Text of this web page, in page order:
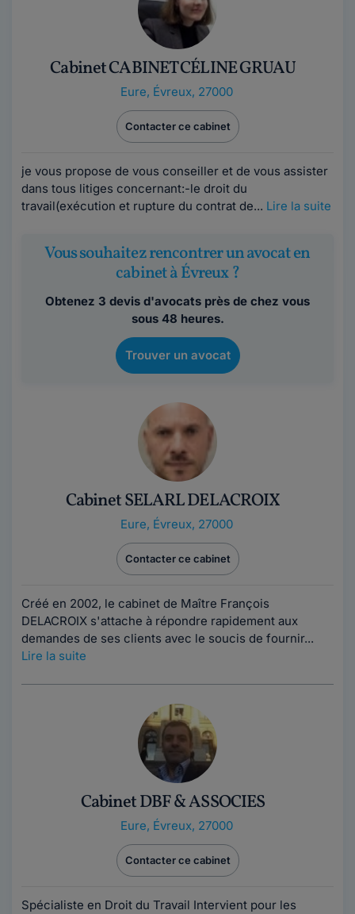
Cabinet CABINET CÉLINE GRUAU
Eure, Évreux, 27000
Contacter ce cabinet
je vous propose de vous conseiller et de vous assister
dans tous litiges concernant:-le droit du
travail(exécution et rupture du contrat de... Lire la suite
Vous souhaitez rencontrer un avocat en
cabinet à Évreux ?
Obtenez 3 devis d'avocats près de chez vous
sous 48 heures.
Trouver un avocat
Cabinet SELARL DELACROIX
Eure, Évreux, 27000
Contacter ce cabinet
Créé en 2002, le cabinet de Maître François
DELACROIX s'attache à répondre rapidement aux
demandes de ses clients avec le soucis de fournir...
Lire la suite
Cabinet DBF & ASSOCIES
Eure, Évreux, 27000
Contacter ce cabinet
Spécialiste en Droit du Travail Intervient pour les